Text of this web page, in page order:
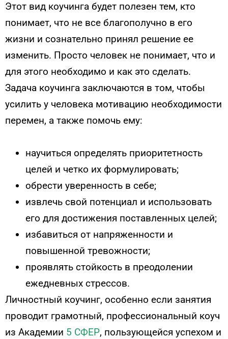
Этот вид коучинга будет полезен тем, кто
понимает, что не все благополучно в его
жизни и сознательно принял решение ее
изменить. Просто человек не понимает, что и
для этого необходимо и как это сделать.
Задача коучинга заключаются в том, чтобы
усилить у человека мотивацию необходимости
перемен, а также помочь ему:
научиться определять приоритетность
целей и четко их формулировать;
обрести уверенность в себе;
извлечь свой потенциал и использовать
его для достижения поставленных целей;
избавиться от напряженности и
повышенной тревожности;
проявлять стойкость в преодолении
ежедневных стрессов.
Личностный коучинг, особенно если занятия
проводит грамотный, профессиональный коуч
из Академии 5 СФЕР, пользующейся успехом и